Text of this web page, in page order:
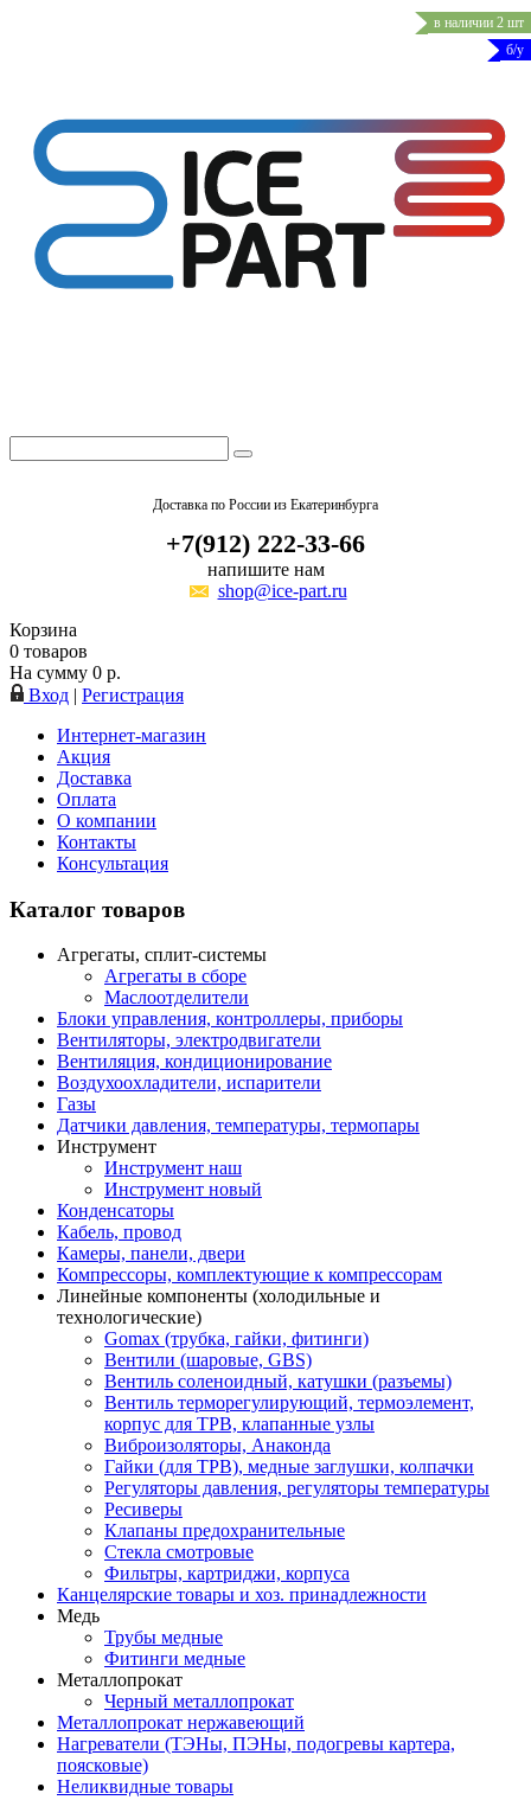
Доставка по России из Екатеринбурга
+7(912) 222-33-66
напишите нам
shop@ice-part.ru
Корзина
0 товаров
На сумму 0 р.
Вход | Регистрация
Интернет-магазин
Акция
Доставка
Оплата
О компании
Контакты
Консультация
Каталог товаров
Агрегаты, сплит-системы
Агрегаты в сборе
Маслоотделители
Блоки управления, контроллеры, приборы
Вентиляторы, электродвигатели
Вентиляция, кондиционирование
Воздухоохладители, испарители
Газы
Датчики давления, температуры, термопары
Инструмент
Инструмент наш
Инструмент новый
Конденсаторы
Кабель, провод
Камеры, панели, двери
Компрессоры, комплектующие к компрессорам
Линейные компоненты (холодильные и
технологические)
Gomax (трубка, гайки, фитинги)
Вентили (шаровые, GBS)
Вентиль соленоидный, катушки (разъемы)
Вентиль терморегулирующий, термоэлемент,
корпус для ТРВ, клапанные узлы
Виброизоляторы, Анаконда
Гайки (для ТРВ), медные заглушки, колпачки
Регуляторы давления, регуляторы температуры
Ресиверы
Клапаны предохранительные
Стекла смотровые
Фильтры, картриджи, корпуса
Канцелярские товары и хоз. принадлежности
Медь
Трубы медные
Фитинги медные
Металлопрокат
Черный металлопрокат
Металлопрокат нержавеющий
Нагреватели (ТЭНы, ПЭНы, подогревы картера,
поясковые)
Неликвидные товары
в наличии 2 шт
б/у